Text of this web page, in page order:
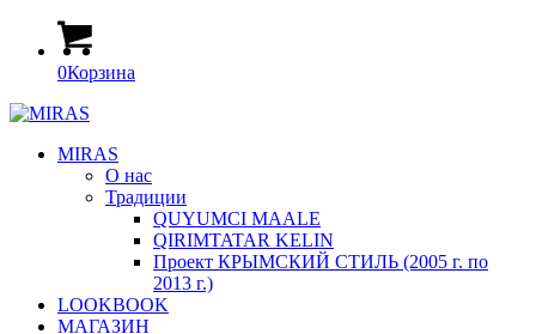
0Корзина
MIRAS
О нас
Традиции
QUYUMCI MAALE
QIRIMTATAR KELIN
Проект КРЫМСКИЙ СТИЛЬ (2005 г. по
2013 г.)
LOOKBOOK
МАГАЗИН